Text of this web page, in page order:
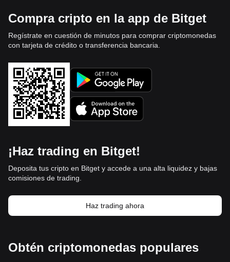
Compra cripto en la app de Bitget
Regístrate en cuestión de minutos para comprar criptomonedas
con tarjeta de crédito o transferencia bancaria.
¡Haz trading en Bitget!
Deposita tus cripto en Bitget y accede a una alta liquidez y bajas
comisiones de trading.
Haz trading ahora
Obtén criptomonedas populares